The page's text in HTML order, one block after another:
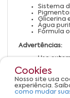
Sistema
Glicerina
Água
Fórmula
Advertências:
Uso
Manter
solar
Cookies
Nosso site usa
experiência.
como mudar